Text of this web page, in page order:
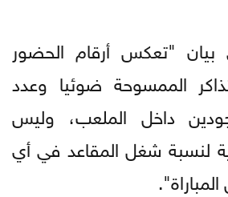
بيان "تعكس أرقام الحضور
الممسوحة ضوئيا وعدد
داخل الملعب، وليس
لنسبة شغل المقاعد في أي